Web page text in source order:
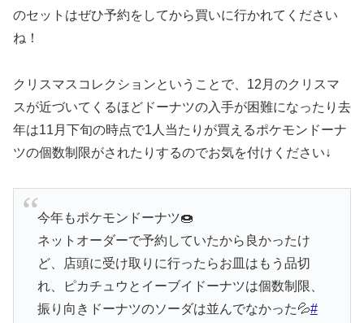
のセットはぜひ予約をしてから買いに行かれてください
ね！
クリスマスコレクションということで、12月のクリスマ
スが近づいてくるほどドーナツの入手が困難になったり去
年は11月下旬の時点で1人当たりが買えるポケモンドーナ
ツの個数制限がされたりするのでお気を付けください↓
今年もポケモンドーナツ🍩
ネットオーダーで予約していたから良かったけ
ど、店頭に受け取りに行ったらお皿はもう品切
れ、ピカチュウとイーブイドーナツは個数制限、
振り向きドーナツのソーダは並んでなかった💦#